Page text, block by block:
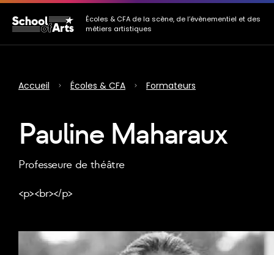
Allez au contenu principal Allez au menu Allez au pied de page
Écoles & CFA de la scène, de l’évènementiel et des
métiers artistiques
Accueil Écoles & CFA Formateurs
Pauline Maharaux
Professeure de théâtre
<p><br></p>